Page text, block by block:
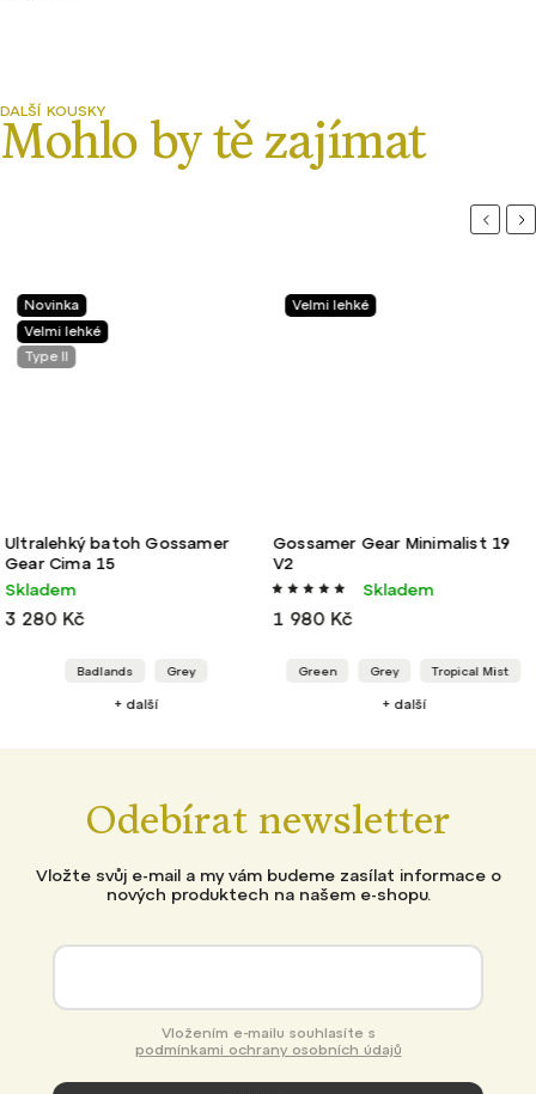
Novinka
Velmi lehké
Type II
Ultralehký batoh Gossamer
Gear Cima 15
Skladem
3 280 Kč
Badlands Grey
+ další
Velmi lehké
Gossamer Gear Minimalist 19
V2
Skladem
1 980 Kč
Green Grey Tropical Mist
+ další
Odebírat newsletter
Vložte svůj e-mail a my vám budeme zasílat informace o
nových produktech na našem e-shopu.
podmínkami ochrany osobních údajů